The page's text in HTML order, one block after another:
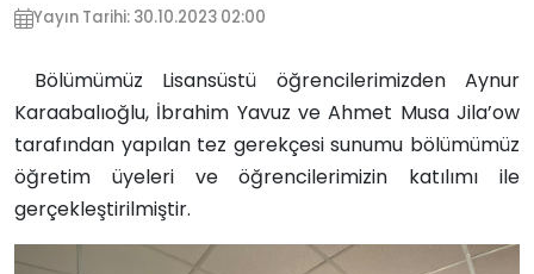
Yayın Tarihi: 30.10.2023 02:00
Bölümümüz Lisansüstü öğrencilerimizden Aynur
Karaabalıoğlu, İbrahim Yavuz ve Ahmet Musa Jila’ow
tarafından yapılan tez gerekçesi sunumu bölümümüz
öğretim üyeleri ve öğrencilerimizin katılımı ile
gerçekleştirilmiştir.